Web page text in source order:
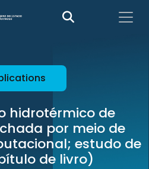
hidrotérmico de
por meio de
estudo de
de livro)